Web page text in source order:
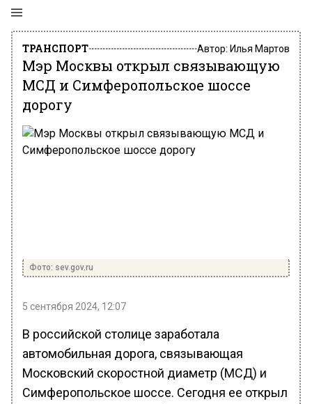
ТРАНСПОРТ Автор: Илья Мартов
Мэр Москвы открыл связывающую
МСД и Симферопольское шоссе
дорогу
Фото: sev.gov.ru
5 сентября 2024, 12:07
В российской столице заработала
автомобильная дорога, связывающая
Московский скоростной диаметр (МСД) и
Симферопольское шоссе. Сегодня ее открыл